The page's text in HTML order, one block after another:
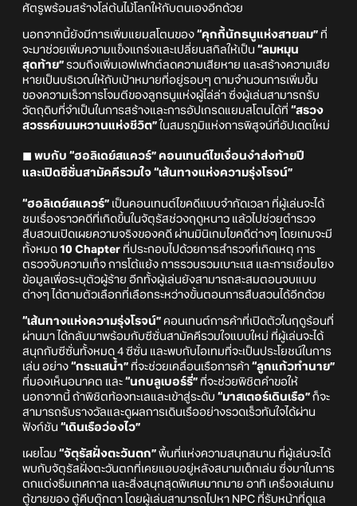
ศัตรูพร้อมสร้างโล่ต้นไม้โลกให้กับตนเองอีกด้วย
นอกจากนี้ยังมีการเพิ่มแยมสโตนของ “คุกกี้นักธนูแห่งสายลม” ที่
จะมาช่วยเพิ่มความแข็งแกร่งและเปลี่ยนสกิลให้เป็น “ลมหมุน
สุดท้าย” รวมถึงเพิ่มเอฟเฟกต์ลดความเสียหาย และสร้างความเสีย
หายเป็นบริเวณให้กับเป้าหมายที่อยู่รอบๆ ตามจำนวนการเพิ่มขึ้น
ของความเร็วการโจมตีของลูกธนูแห่งผู้ไล่ล่า ซึ่งผู้เล่นสามารถรับ
วัตถุดิบที่จำเป็นในการสร้างและการอัปเกรดแยมสโตนได้ที่ “สรวง
สวรรค์ขนมหวานแห่งชีวิต” ในสมรภูมิแห่งการพิสูจน์ที่อัปเดตใหม่
◼ พบกับ “ฮอลิเดย์สแควร์” คอนเทนต์ไขเงื่อนงำส่งท้ายปี
และเปิดซีซั่นสามัคคีรวมใจ “เส้นทางแห่งความรุ่งโรจน์”
“ฮอลิเดย์สแควร์” เป็นคอนเทนต์ไขคดีแบบจำกัดเวลา ที่ผู้เล่นจะได้
ชมเรื่องราวคดีที่เกิดขึ้นในจัตุรัสช่วงฤดูหนาว แล้วไปช่วยตำรวจ
สืบสวนเปิดเผยความจริงของคดี ผ่านมินิเกมไขคดีต่างๆ โดยเกมจะมี
ทั้งหมด 10 Chapter ที่ประกอบไปด้วยการสำรวจที่เกิดเหตุ การ
ตรวจจับความเท็จ การโต้แย้ง การรวบรวมเบาะแส และการเชื่อมโยง
ข้อมูลเพื่อระบุตัวผู้ร้าย อีกทั้งผู้เล่นยังสามารถสะสมตอนจบแบบ
ต่างๆ ได้ตามตัวเลือกที่เลือกระหว่างขั้นตอนการสืบสวนได้อีกด้วย
“เส้นทางแห่งความรุ่งโรจน์” คอนเทนต์การค้าที่เปิดตัวในฤดูร้อนที่
ผ่านมา ได้กลับมาพร้อมกับซีซั่นสามัคคีรวมใจแบบใหม่ ที่ผู้เล่นจะได้
สนุกกับซีซั่นทั้งหมด 4 ซีซั่น และพบกับไอเทมที่จะเป็นประโยชน์ในการ
เล่น อย่าง “กระแสน้ำ” ที่จะช่วยเคลื่อนเรือการค้า “ลูกแก้วทำนาย”
ที่มองเห็นอนาคต และ “นกบลูเบอร์รี่” ที่จะช่วยพิชิตคำขอให้
นอกจากนี้ ถ้าพิชิตท้องทะเลและเข้าสู่ระดับ “มาสเตอร์เดินเรือ” ก็จะ
สามารถรับรางวัลและดูผลการเดินเรืออย่างรวดเร็วทันใจได้ผ่าน
ฟังก์ชัน “เดินเรือว่องไว”
เผยโฉม “จัตุรัสฝั่งตะวันตก” พื้นที่แห่งความสนุกสนาน ที่ผู้เล่นจะได้
พบกับจัตุรัสฝั่งตะวันตกที่เคยแอบอยู่หลังสนามเด็กเล่น ซึ่งมาในการ
ตกแต่งธีมเทศกาล และสิ่งสนุกสุดพิเศษมากมาย อาทิ เครื่องเล่นเกม
ตู้ขายของ ตู้คีบตุ๊กตา โดยผู้เล่นสามารถไปหา NPC ที่รับหน้าที่ดูแล